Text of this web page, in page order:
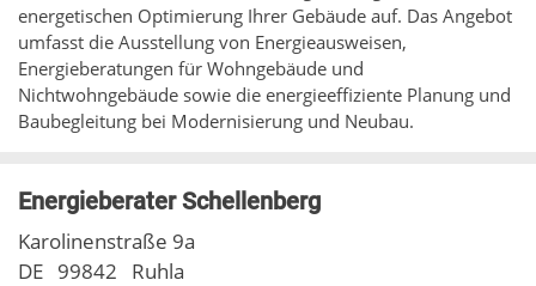
energetischen Optimierung Ihrer Gebäude auf. Das Angebot
umfasst die Ausstellung von Energieausweisen,
Energieberatungen für Wohngebäude und
Nichtwohngebäude sowie die energieeffiziente Planung und
Baubegleitung bei Modernisierung und Neubau.
Energieberater Schellenberg
Karolinenstraße 9a
DE 99842 Ruhla